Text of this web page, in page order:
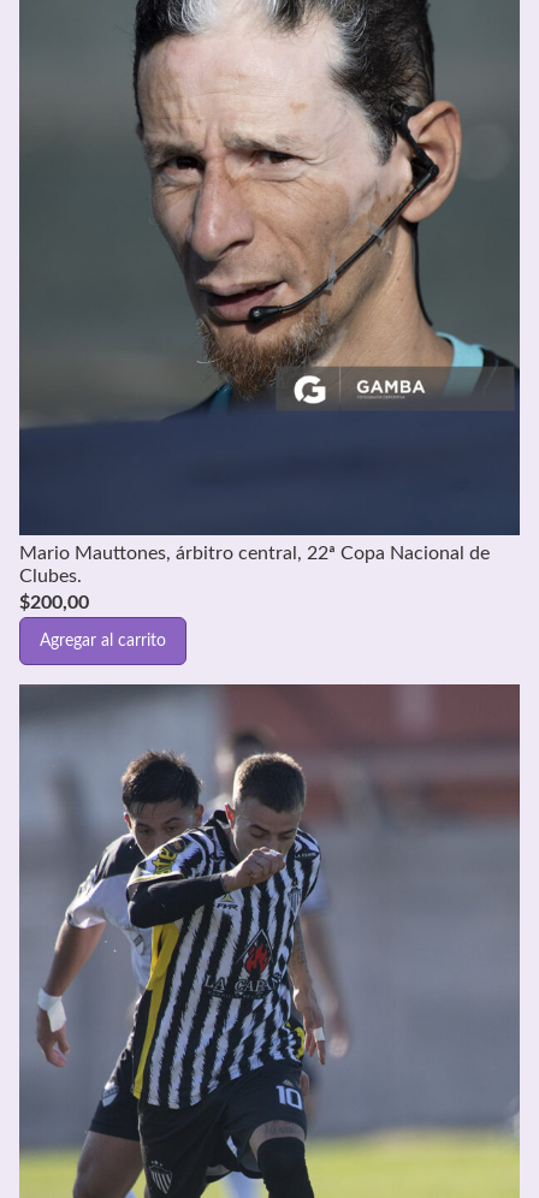
Mario Mauttones, árbitro central, 22ª Copa Nacional de
Clubes.
$200,00
Agregar al carrito